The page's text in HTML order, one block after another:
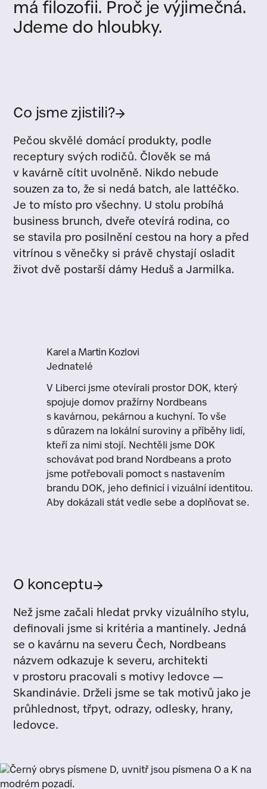
má filozofii. Proč je výjimečná.
Jdeme do hloubky.
Co jsme zjistili?→
Pečou skvělé domácí produkty, podle
receptury svých rodičů. Člověk se má
v kavárně cítit uvolněně. Nikdo nebude
souzen za to, že si nedá batch, ale lattéčko.
Je to místo pro všechny. U stolu probíhá
business brunch, dveře otevírá rodina, co
se stavila pro posilnění cestou na hory a před
vitrínou s věnečky si právě chystají osladit
život dvě postarší dámy Heduš a Jarmilka.
Karel a Martin Kozlovi
Jednatelé
V Liberci jsme otevírali prostor DOK, který
spojuje domov pražírny Nordbeans
s kavárnou, pekárnou a kuchyní. To vše
s důrazem na lokální suroviny a příběhy lidí,
kteří za nimi stojí. Nechtěli jsme DOK
schovávat pod brand Nordbeans a proto
jsme potřebovali pomoct s nastavením
brandu DOK, jeho definicí i vizuální identitou.
Aby dokázali stát vedle sebe a doplňovat se.
O konceptu→
Než jsme začali hledat prvky vizuálního stylu,
definovali jsme si kritéria a mantinely. Jedná
se o kavárnu na severu Čech, Nordbeans
názvem odkazuje k severu, architekti
v prostoru pracovali s motivy ledovce —
Skandinávie. Drželi jsme se tak motivů jako je
průhlednost, třpyt, odrazy, odlesky, hrany,
ledovce.